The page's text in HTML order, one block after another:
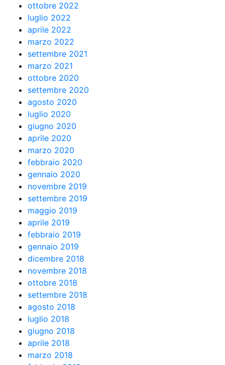
ottobre 2022
luglio 2022
aprile 2022
marzo 2022
settembre 2021
marzo 2021
ottobre 2020
settembre 2020
agosto 2020
luglio 2020
giugno 2020
aprile 2020
marzo 2020
febbraio 2020
gennaio 2020
novembre 2019
settembre 2019
maggio 2019
aprile 2019
febbraio 2019
gennaio 2019
dicembre 2018
novembre 2018
ottobre 2018
settembre 2018
agosto 2018
luglio 2018
giugno 2018
aprile 2018
marzo 2018